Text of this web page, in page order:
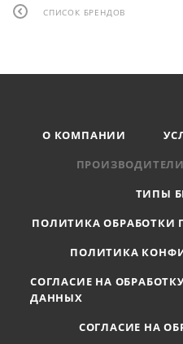
СПИСОК БРЕНДОВ
О КОМПАНИИ
ПРОИЗВОДИТЕЛИ
ТИПЫ
ПОЛИТИКА ОБРАБОТКИ
ПОЛИТИКА
СОГЛАСИЕ НА
ДАННЫХ
СОГЛАСИЕ НА